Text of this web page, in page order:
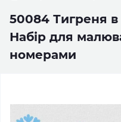
50084 Тигреня
Набір для
номерами